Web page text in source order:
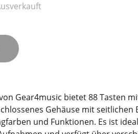
Gear4music bietet 88 Tasten
Gehäuse mit seitlichen
und Funktionen. Es ist